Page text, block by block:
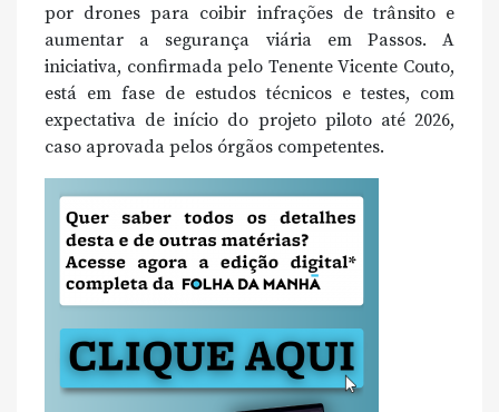
por drones para coibir infrações de trânsito e
aumentar a segurança viária em Passos. A
iniciativa, confirmada pelo Tenente Vicente Couto,
está em fase de estudos técnicos e testes, com
expectativa de início do projeto piloto até 2026,
caso aprovada pelos órgãos competentes.